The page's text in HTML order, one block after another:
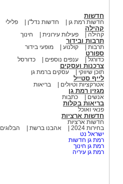
חדשות
חדשות רמת גן חדשות נדל"ן פלילי
קהילה
קהילה פעילות עירונית חינוך
תרבות ובידור
תרבות קולנוע מופעי בידור
ספורט
כדורגל ענפים נוספים כדורסל
צרכנות ועסקים
תוכן שיווקי עסקים ברמת גן
לייף סטייל
אטרקציות וטיולים בריאות
מגזין רמת גן
אנשים כתבות
בריאות בקלות
פנאי ואוכל
חדשות ארציות
חדשות ארציות
בחירות 2024
אהבנו ברשת הבלוגים
ישראל נט
רמת גן חדשות
רמת גן חינוך
רמת גן עיריה